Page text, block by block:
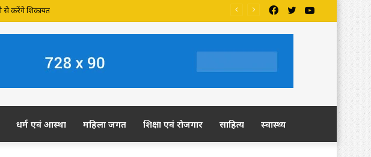
YouTube
Twitter
Facebook
धर्म एवं आस्था महिला जगत शिक्षा एवं रोजगार साहित्य स्वास्थ्य